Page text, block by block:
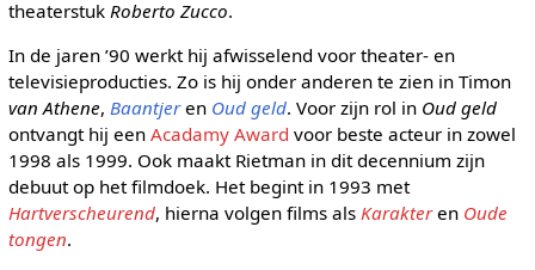
theaterstuk Roberto Zucco.
In de jaren ’90 werkt hij afwisselend voor theater- en
televisieproducties. Zo is hij onder anderen te zien in Timon
van Athene, Baantjeren Oud geld. Voor zijn rol in Oud geld
ontvangt hij een Acadamy Award voor beste acteur in zowel
1998 als 1999. Ook maakt Rietman in dit decennium zijn
debuut op het filmdoek. Het begint in 1993 met
Hartverscheurend, hierna volgen films als Karakteren Oude
tongen.